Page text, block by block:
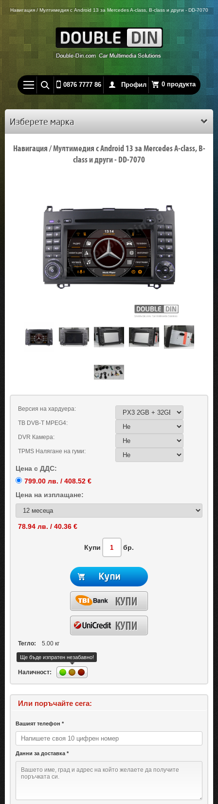
Навигация / Мултимедия с Android 13 за Mercedes A-class, B-class и други - DD-7070
0876 7777 86 Профил 0 продукта
Изберете марка
Навигация / Мултимедия с Android 13 за Mercedes A-class, B-
class и други - DD-7070
Версия на хардуера:
ТВ DVB-T MPEG4:
DVR Камера:
TPMS Налягане на гуми:
Цена с ДДС:
799.00 лв. / 408.52 €
Цена на изплащане:
78.94 лв. / 40.36 €
Купи бр.
Тегло: 5.00 кг
Наличност:
Ще бъде изпратен незабавно!
Или поръчайте сега:
Вашият телефон *
Данни за доставка *